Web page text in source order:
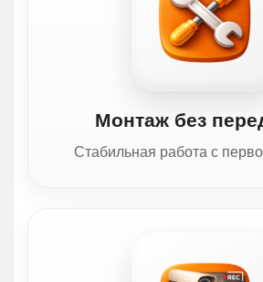
Монтаж без
Стабильная работа с